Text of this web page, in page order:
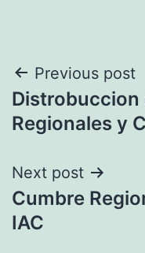
de
Previous post
Distrobuccion
Regionales y
Next post
Cumbre
IAC